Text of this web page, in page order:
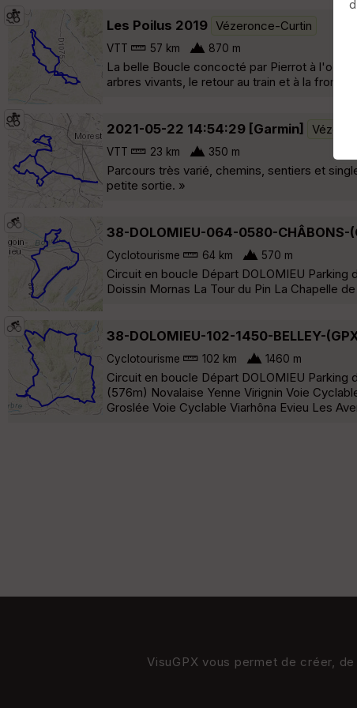
Les Poilus 2019 Vézeronce-Curtin
VTT 57 km 870 m
La belle Boucle concocté par Pierrot à
arbres vivants, le retour au train et à la
2021-05-22 14:54:29 [Garmin]
VTT 23 km 350 m
Parcours très varié, chemins, sentiers et
petite sortie. »
38-DOLOMIEU-064-0580-CHÂBONS-
Cyclotourisme 64 km 570 m
Circuit en boucle Départ DOLOMIEU Parking
Doissin Mornas La Tour du Pin La Chapelle
38-DOLOMIEU-102-1450-BELLEY-
Cyclotourisme 102 km 1460 m
Circuit en boucle Départ DOLOMIEU
(576m) Novalaise Yenne Virignin Voie
Groslée Voie Cyclable Viarhôna Evieu Les
VisuGPX vous permet de créer,